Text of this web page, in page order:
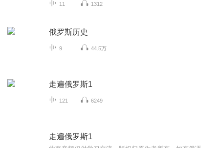
11 1312
俄罗斯历史
9 44.5万
走遍俄罗斯1
121 6249
走遍俄罗斯1